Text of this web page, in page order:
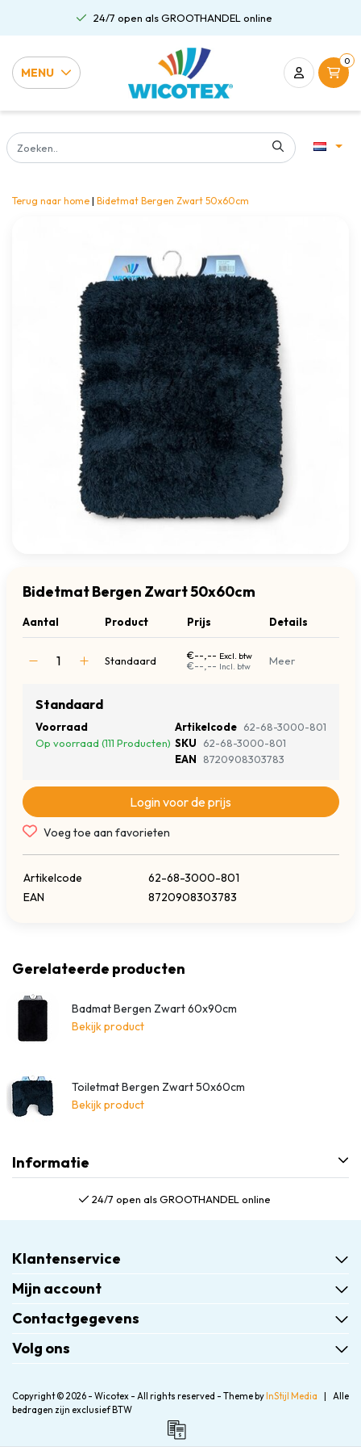
24/7 open als GROOTHANDEL online
MENU
0
Terug naar home | Bidetmat Bergen Zwart 50x60cm
Bidetmat Bergen Zwart 50x60cm
Aantal Product Prijs Details
Standaard €--,-- Excl. btw
€--,-- Incl. btw Meer
Standaard
Voorraad
Op voorraad (111 Producten)
Artikelcode 62-68-3000-801
SKU
62-68-3000-801
EAN
8720908303783
Login voor de prijs
Voeg toe aan favorieten
Artikelcode
62-68-3000-801
EAN
8720908303783
Gerelateerde producten
Badmat Bergen Zwart 60x90cm
Bekijk product
Toiletmat Bergen Zwart 50x60cm
Bekijk product
Informatie
24/7 open als GROOTHANDEL online
Klantenservice
Mijn account
Contactgegevens
Volg ons
Copyright © 2026 - Wicotex - All rights reserved - Theme byInStijl Media |
Alle
bedragen zijn exclusief BTW